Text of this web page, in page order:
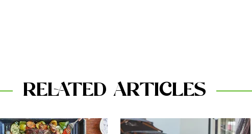
RELATED ARTICLES